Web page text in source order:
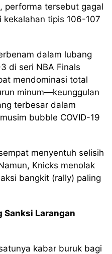
performa tersebut gagal
kekalahan tipis 106-107
dalam lubang
di seri NBA Finals
mendominasi total
minum—keunggulan
terbesar dalam
bubble COVID-19
menyentuh selisih
Knicks menolak
bangkit (rally) paling
Sanksi Larangan
kabar buruk bagi